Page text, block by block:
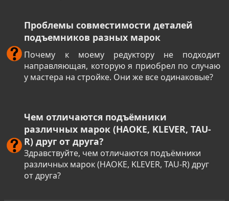
Проблемы совместимости деталей
подъемников разных марок
Почему к моему редуктору не подходит
направляющая, которую я приобрел по случаю
у мастера на стройке. Они же все одинаковые?
Чем отличаются подъёмники
различных марок (HAOKE, KLEVER, TAU-
R) друг от друга?
Здравствуйте, чем отличаются подъёмники
различных марок (HAOKE, KLEVER, TAU-R) друг
от друга?